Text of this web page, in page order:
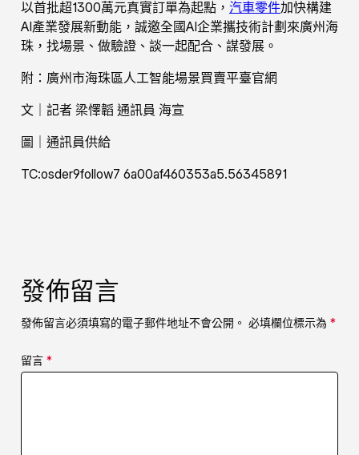
以首批超1300萬元真實訂單為起點， 汽車零件加快構建
AI產業發展新動能，誠邀全國AI企業攜技術計劃來廣州海
珠，找場景、做驗證、談一起配合、謀發展。
附：廣州市海珠區人工智能場景買賣平臺官網
文｜記者 梁懌韜 通訊員 海宣
圖｜通訊員供給
TC:osder9follow7 6a00af460353a5.56345891
發佈留言
發佈留言必須填寫的電子郵件地址不會公開。 必填欄位標示為 *
留言 *